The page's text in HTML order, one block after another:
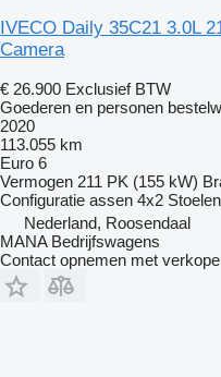
IVECO Daily 35C21 3.0L
Camera
€ 26.900 Exclusief BTW
Goederen en personen
2020
113.055 km
Euro 6
Vermogen 211 PK (155 kW)
Configuratie assen 4x2 Stoelen
Nederland, Roosendaal
MANA Bedrijfswagens
Contact opnemen met